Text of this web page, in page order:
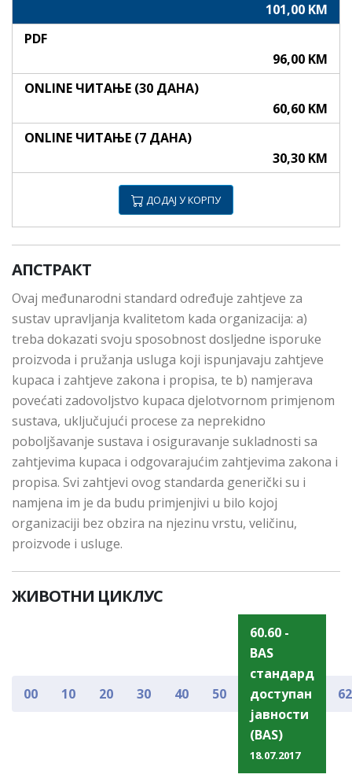
101,00 KM
PDF
96,00 KM
ONLINE ЧИТАЊЕ (30 ДАНА)
60,60 KM
ONLINE ЧИТАЊЕ (7 ДАНА)
30,30 KM
ДОДАЈ У КОРПУ
АПСТРАКТ
Ovaj međunarodni standard određuje zahtjeve za
sustav upravljanja kvalitetom kada organizacija: a)
treba dokazati svoju sposobnost dosljedne isporuke
proizvoda i pružanja usluga koji ispunjavaju zahtjeve
kupaca i zahtjeve zakona i propisa, te b) namjerava
povećati zadovoljstvo kupaca djelotvornom primjenom
sustava, uključujući procese za neprekidno
poboljšavanje sustava i osiguravanje sukladnosti sa
zahtjevima kupaca i odgovarajućim zahtjevima zakona i
propisa. Svi zahtjevi ovog standarda generički su i
namjena im je da budu primjenjivi u bilo kojoj
organizaciji bez obzira na njezinu vrstu, veličinu,
proizvode i usluge.
ЖИВОТНИ ЦИКЛУС
00 10 20 30 40 50
60.60 -
BAS
стандард
доступан
јавности
(BAS)
18.07.2017
62